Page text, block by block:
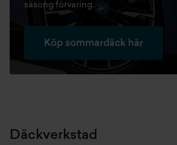
säsong förvaring.
Köp sommardäck här
Däckverkstad